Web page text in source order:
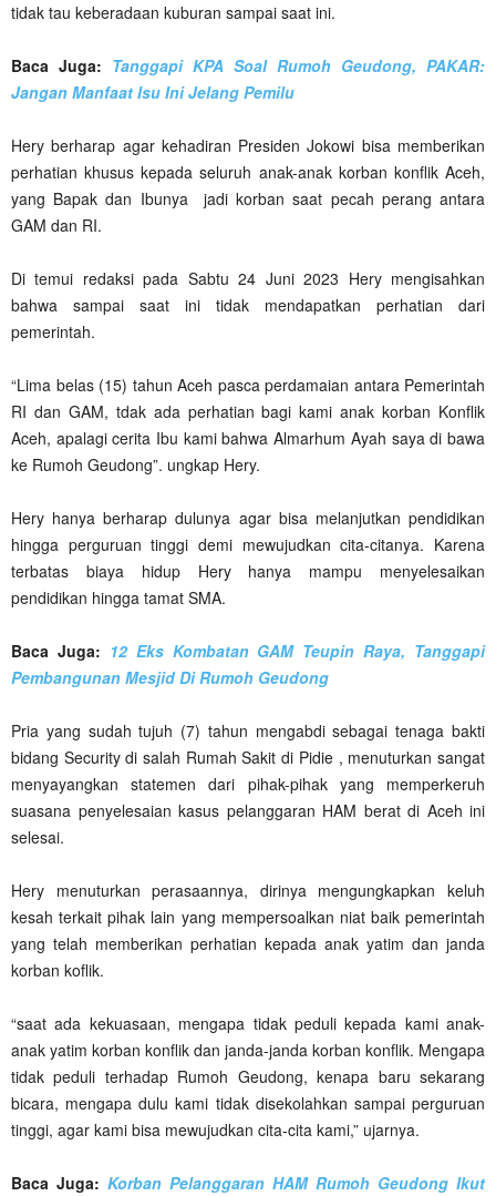
tidak tau keberadaan kuburan sampai saat ini.
Baca Juga: Tanggapi KPA Soal Rumoh Geudong, PAKAR:
Jangan Manfaat Isu Ini Jelang Pemilu
Hery berharap agar kehadiran Presiden Jokowi bisa memberikan
perhatian khusus kepada seluruh anak-anak korban konflik Aceh,
yang Bapak dan Ibunya jadi korban saat pecah perang antara
GAM dan RI.
Di temui redaksi pada Sabtu 24 Juni 2023 Hery mengisahkan
bahwa sampai saat ini tidak mendapatkan perhatian dari
pemerintah.
“Lima belas (15) tahun Aceh pasca perdamaian antara Pemerintah
RI dan GAM, tdak ada perhatian bagi kami anak korban Konflik
Aceh, apalagi cerita Ibu kami bahwa Almarhum Ayah saya di bawa
ke Rumoh Geudong”. ungkap Hery.
Hery hanya berharap dulunya agar bisa melanjutkan pendidikan
hingga perguruan tinggi demi mewujudkan cita-citanya. Karena
terbatas biaya hidup Hery hanya mampu menyelesaikan
pendidikan hingga tamat SMA.
Baca Juga: 12 Eks Kombatan GAM Teupin Raya, Tanggapi
Pembangunan Mesjid Di Rumoh Geudong
Pria yang sudah tujuh (7) tahun mengabdi sebagai tenaga bakti
bidang Security di salah Rumah Sakit di Pidie , menuturkan sangat
menyayangkan statemen dari pihak-pihak yang memperkeruh
suasana penyelesaian kasus pelanggaran HAM berat di Aceh ini
selesai.
Hery menuturkan perasaannya, dirinya mengungkapkan keluh
kesah terkait pihak lain yang mempersoalkan niat baik pemerintah
yang telah memberikan perhatian kepada anak yatim dan janda
korban koflik.
“saat ada kekuasaan, mengapa tidak peduli kepada kami anak-
anak yatim korban konflik dan janda-janda korban konflik. Mengapa
tidak peduli terhadap Rumoh Geudong, kenapa baru sekarang
bicara, mengapa dulu kami tidak disekolahkan sampai perguruan
tinggi, agar kami bisa mewujudkan cita-cita kami,” ujarnya.
Baca Juga: Korban Pelanggaran HAM Rumoh Geudong Ikut